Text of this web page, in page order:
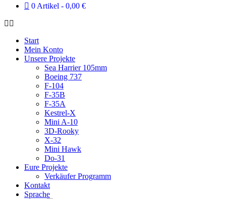
0 Artikel
0,00 €
Start
Mein Konto
Unsere Projekte
Sea Harrier 105mm
Boeing 737
F-104
F-35B
F-35A
Kestrel-X
Mini A-10
3D-Rooky
X-32
Mini Hawk
Do-31
Eure Projekte
Verkäufer Programm
Kontakt
Sprache